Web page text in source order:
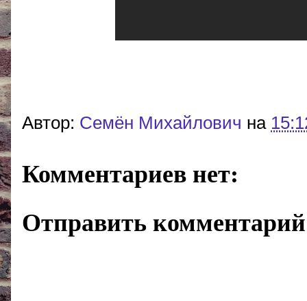
Автор: Cемён Михайлович на
Комментариев нет:
Отправить комментарий